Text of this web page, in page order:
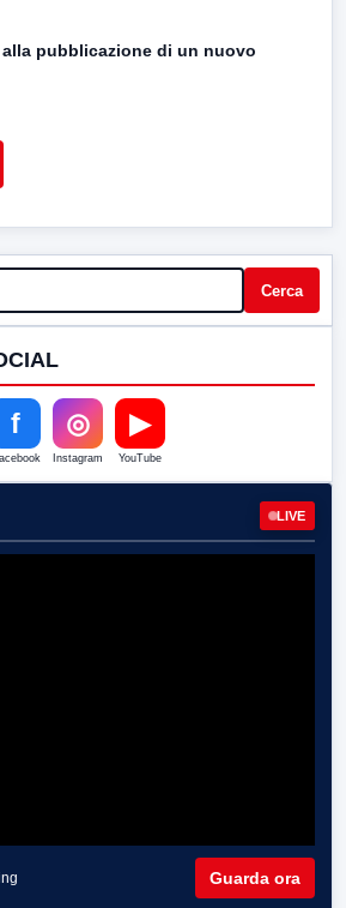
pubblicazione di un nuovo
Cerca
f ◎
Instagram
▶
YouTube
LIVE
Guarda ora